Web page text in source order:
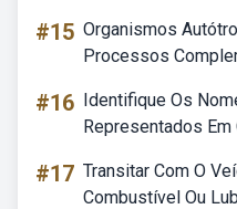
#15 Organismos
Processos
#16 Identifique Os
Representados Em
#17 Transitar Com O
Combustível Ou